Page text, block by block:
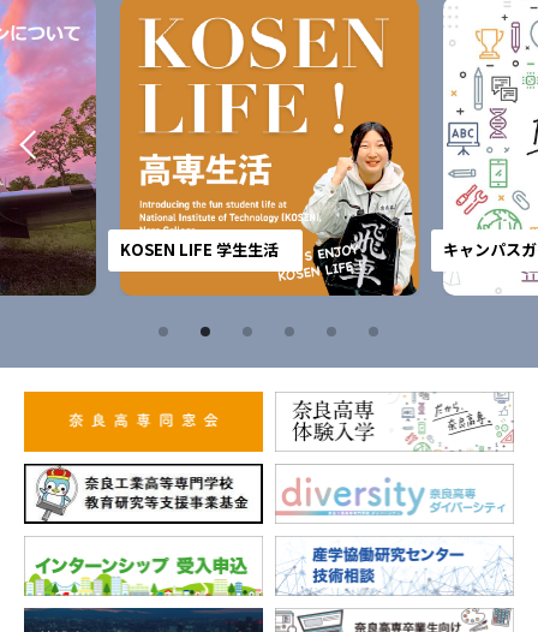
KOSEN LIFE 学生生活 キャンパス